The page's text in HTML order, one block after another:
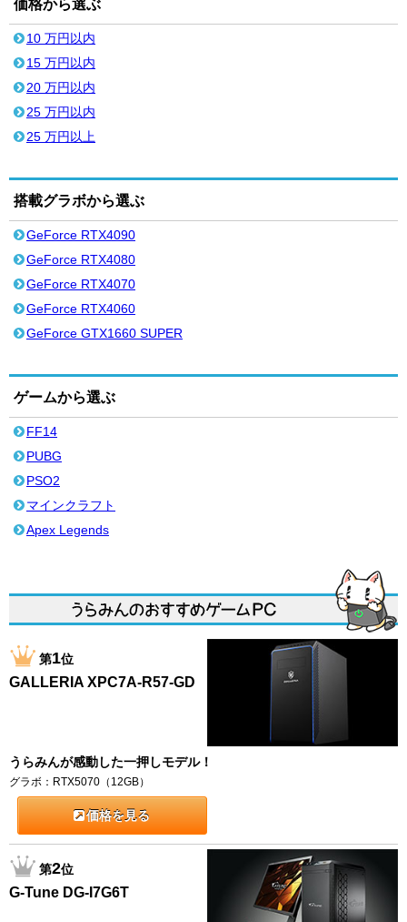
価格から選ぶ
10 万円以内
15 万円以内
20 万円以内
25 万円以内
25 万円以上
搭載グラボから選ぶ
GeForce RTX4090
GeForce RTX4080
GeForce RTX4070
GeForce RTX4060
GeForce GTX1660 SUPER
ゲームから選ぶ
FF14
PUBG
PSO2
マインクラフト
Apex Legends
第1位
GALLERIA XPC7A-R57-GD
うらみんが感動した一押しモデル！
グラボ：RTX5070（12GB）
価格を見る
第2位
G-Tune DG-I7G6T